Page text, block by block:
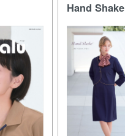
Hand Shake